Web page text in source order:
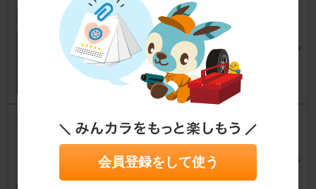
エンブレム作ってみました
S660 [JW]
MaSaYa☆082さん
77
3
エンジンオイル漏れ
3 1 0さん
44
3
会員登録をして使う